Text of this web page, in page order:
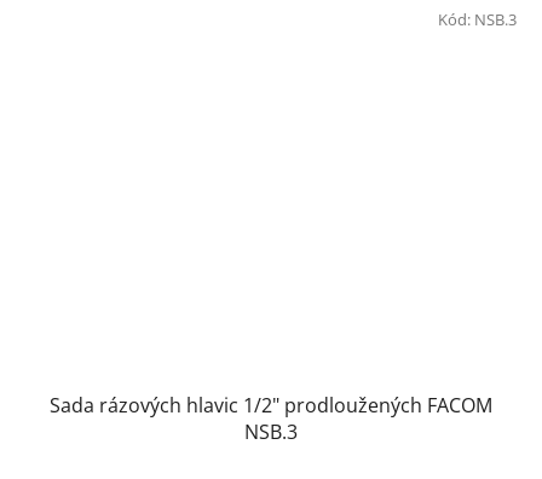
Sada rázových hlavic 1/2" prodloužených FACOM
NSB.3
Kód: NSB.3